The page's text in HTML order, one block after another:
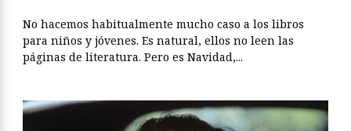
No hacemos habitualmente mucho caso a los libros
para niños y jóvenes. Es natural, ellos no leen las
páginas de literatura. Pero es Navidad,...